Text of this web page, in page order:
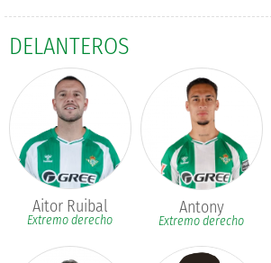
DELANTEROS
Aitor Ruibal
Extremo derecho
Antony
Extremo derecho